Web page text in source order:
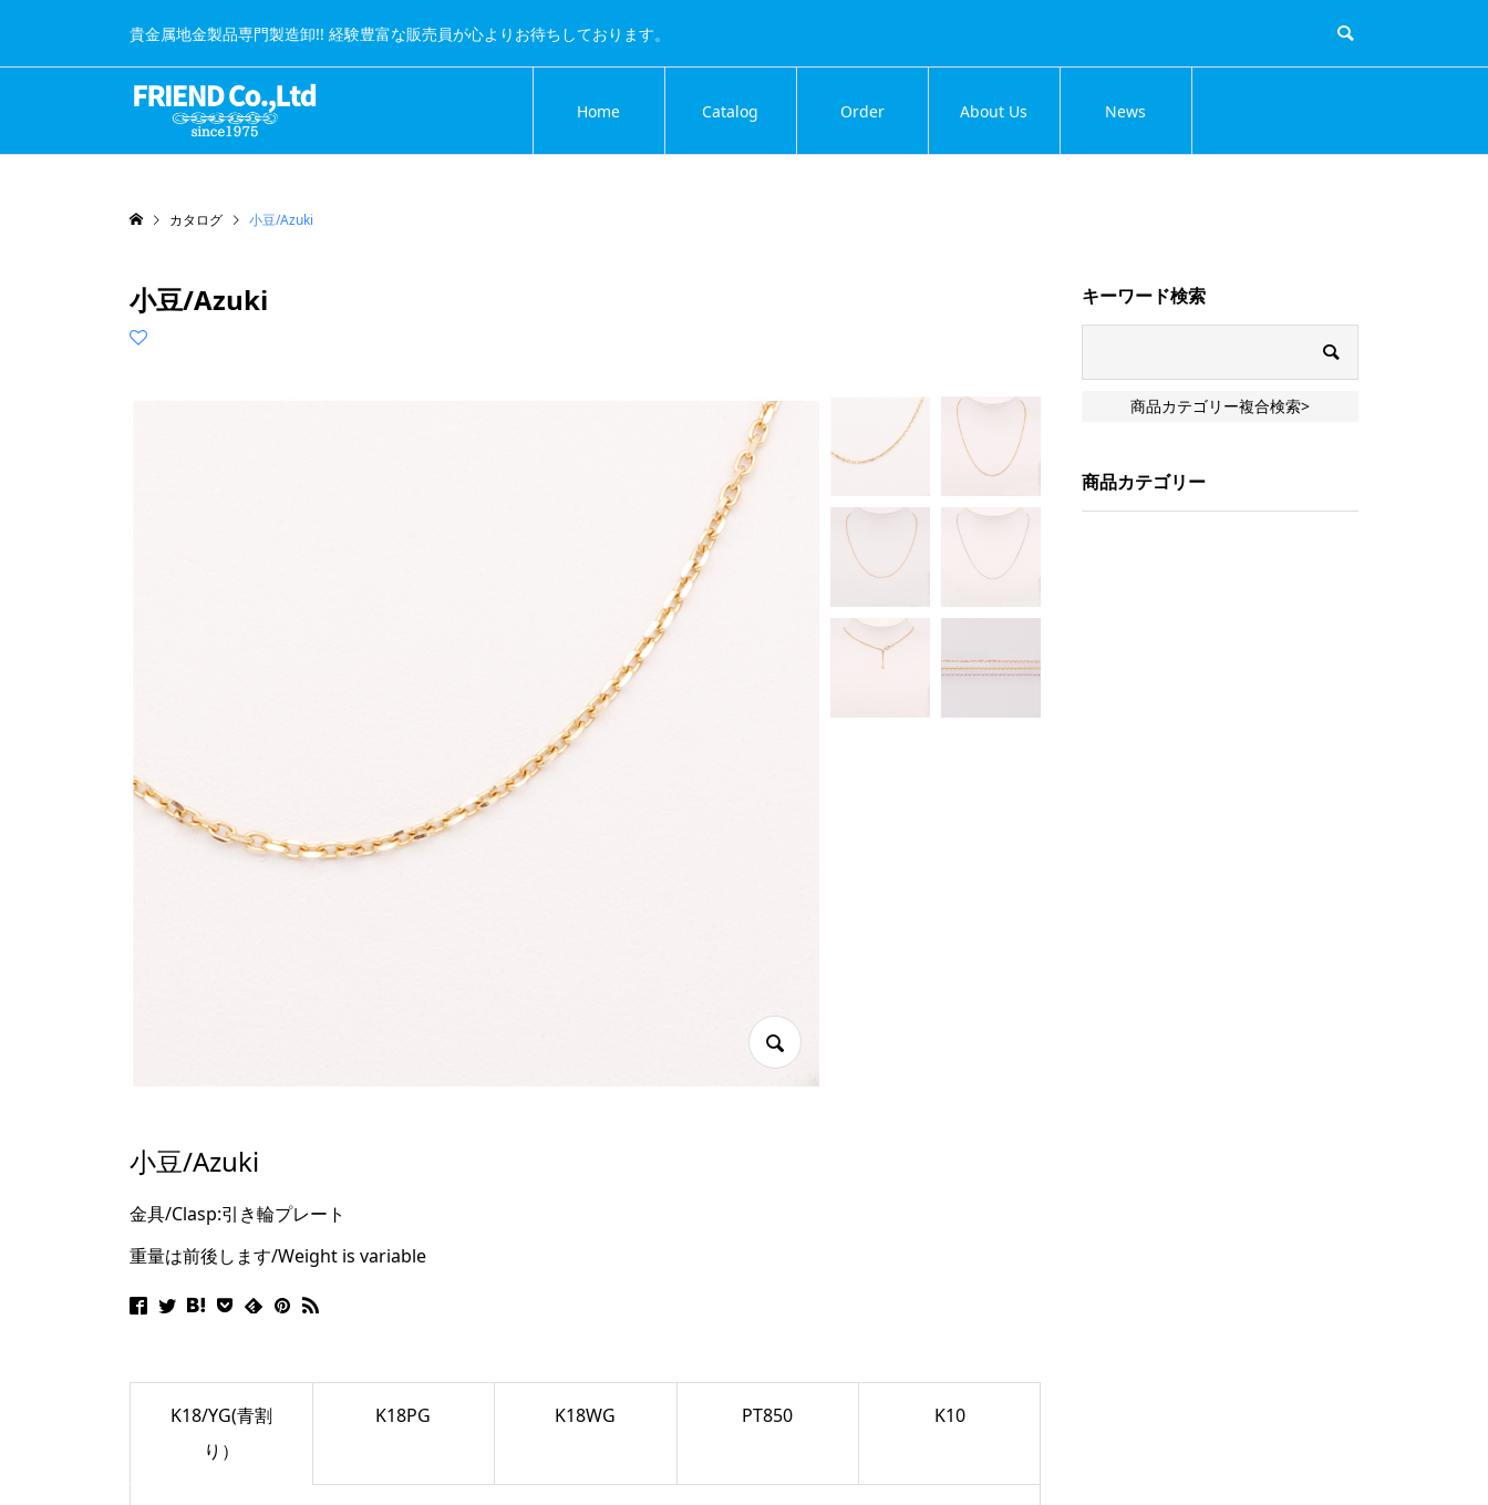
貴金属地金製品専門製造卸!! 経験豊富な販売員が心よりお待ちしております。
Home Catalog Order About Us News
カタログ 小豆/Azuki
小豆/Azuki
小豆/Azuki
金具/Clasp:引き輪プレート
重量は前後します/Weight is variable
K18/YG(青割
り）
K18PG K18WG PT850 K10
キーワード検索
商品カテゴリー複合検索>
商品カテゴリー